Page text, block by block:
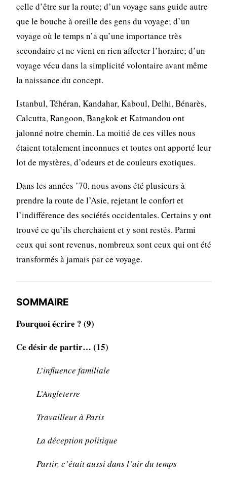
celle d’être sur la route; d’un voyage sans guide autre
que le bouche à oreille des gens du voyage; d’un
voyage où le temps n’a qu’une importance très
secondaire et ne vient en rien affecter l’horaire; d’un
voyage vécu dans la simplicité volontaire avant même
la naissance du concept.
Istanbul, Téhéran, Kandahar, Kaboul, Delhi, Bénarès,
Calcutta, Rangoon, Bangkok et Katmandou ont
jalonné notre chemin. La moitié de ces villes nous
étaient totalement inconnues et toutes ont apporté leur
lot de mystères, d’odeurs et de couleurs exotiques.
Dans les années ’70, nous avons été plusieurs à
prendre la route de l’Asie, rejetant le confort et
l’indifférence des sociétés occidentales. Certains y ont
trouvé ce qu’ils cherchaient et y sont restés. Parmi
ceux qui sont revenus, nombreux sont ceux qui ont été
transformés à jamais par ce voyage.
SOMMAIRE
Pourquoi écrire ? (9)
Ce désir de partir… (15)
L’influence familiale
L’Angleterre
Travailleur à Paris
La déception politique
Partir, c’était aussi dans l’air du temps